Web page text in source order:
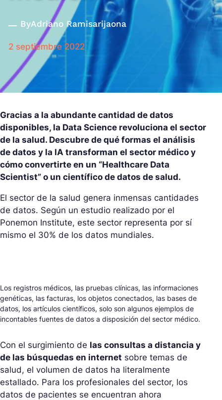
ByAdriano Ramisarijaona
2 septiembre 2022
Gracias a la abundante cantidad de datos
disponibles, la Data Science revoluciona el sector
de la salud. Descubre de qué formas el análisis
de datos y la IA transforman el sector médico y
cómo convertirte en un “Healthcare Data
Scientist” o un científico de datos de salud.
El sector de la salud genera inmensas cantidades
de datos. Según un estudio realizado por el
Ponemon Institute, este sector representa por sí
mismo el 30% de los datos mundiales.
Los registros médicos, las pruebas clínicas, las informaciones
genéticas, las facturas, los objetos conectados, las bases de
datos, los artículos científicos, solo son algunos ejemplos de
incontables fuentes de datos a disposición del sector médico.
Con el surgimiento de las consultas a distancia y
de las búsquedas en internet sobre temas de
salud, el volumen de datos ha literalmente
estallado. Para los profesionales del sector, los
datos de pacientes se encuentran ahora